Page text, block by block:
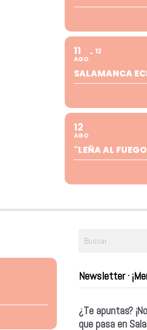
11
AGO
12
SALAMANCA
12
AGO
"LEÑA AL
Newsletter ·
¿Te apuntas?
que pasa en